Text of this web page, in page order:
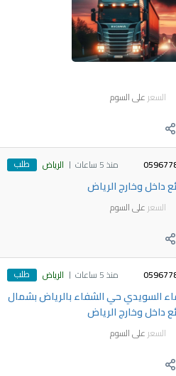
السعر على السوم
منذ 5 ساعات الرياض طلب
داخل وخارج الرياض
السعر على السوم
منذ 5 ساعات الرياض طلب
السويدي حي الشفاء بالرياض بشمال
داخل وخارج الرياض
السعر على السوم